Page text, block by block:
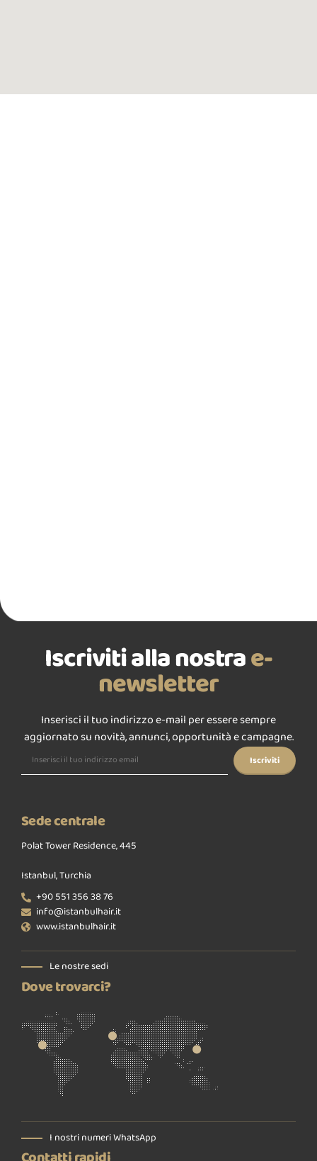
Iscriviti alla nostrae-
newsletter
Inserisci il tuo indirizzo e-mail per essere sempre
aggiornato su novità, annunci, opportunità e campagne.
Sede centrale
Polat Tower Residence, 445
Istanbul, Turchia
+90 551 356 38 76
info@istanbulhair.it
www.istanbulhair.it
Le nostre sedi
Dove trovarci?
I nostri numeri WhatsApp